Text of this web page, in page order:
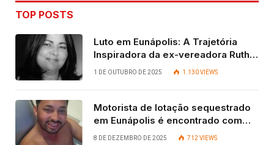
TOP POSTS
Luto em Eunápolis: A Trajetória
Inspiradora da ex-vereadora Ruth
Contadora
1 DE OUTUBRO DE 2025 1.130VIEWS
Motorista de lotação sequestrado
em Eunápolis é encontrado com
vida após quatro dias.
8 DE DEZEMBRO DE 2025 712 VIEWS